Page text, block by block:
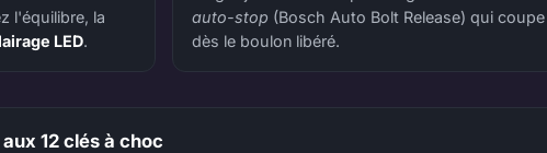
l'équilibre, la
LED.
auto-stop (Bosch Auto Bolt Release) qui coupe
dès le boulon libéré.
12 clés à choc